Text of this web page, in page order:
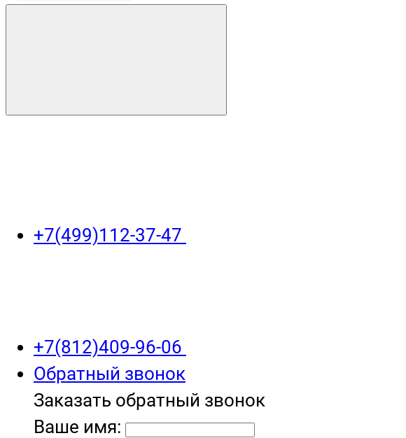
+7(499)112-37-47
+7(812)409-96-06
Обратный звонок
Заказать обратный звонок
Ваше имя: